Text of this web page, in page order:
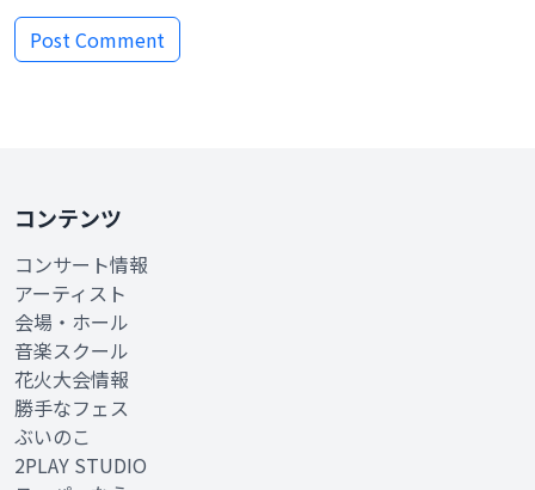
コンテンツ
コンサート情報
アーティスト
会場・ホール
音楽スクール
花火大会情報
勝手なフェス
ぶいのこ
2PLAY STUDIO